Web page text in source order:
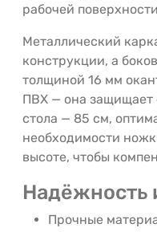
рабочей
Металлический
конструкции, а
толщиной 16 мм
ПВХ — она защищает
стола — 85 см,
необходимости
высоте, чтобы
Надёжность
Прочные